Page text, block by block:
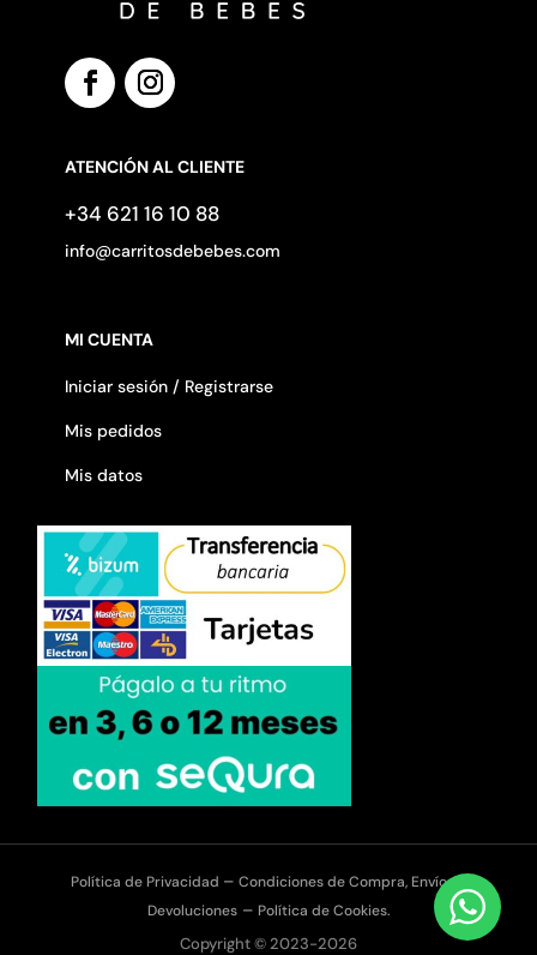
ATENCIÓN AL CLIENTE
+34 621 16 10 88
info@carritosdebebes.com
MI CUENTA
Iniciar sesión / Registrarse
Mis pedidos
Mis datos
Política de Privacidad – Condiciones de Compra, Envíos y
Devoluciones– Política de Cookies.
Copyright © 2023-2026